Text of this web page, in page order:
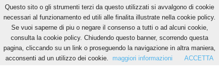
Home Tags Bornemouth
bornemouth
Questo sito o gli strumenti terzi da questo utilizzati si avvalgono di cookie
necessari al funzionamento ed utili alle finalita illustrate nella cookie policy.
Se vuoi saperne di piu o negare il consenso a tutti o ad alcuni cookie,
consulta la cookie policy. Chiudendo questo banner, scorrendo questa
pagina, cliccando su un link o proseguendo la navigazione in altra maniera,
acconsenti ad un utilizzo dei cookie.
maggiori informazioni ACCETTA